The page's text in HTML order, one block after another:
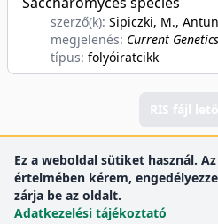
szerző(k): Sipiczki, M.,
megjelenés: Current Genetics
típus: folyóiratcikk
RIS fájl
Ez a weboldal sütiket használ.
értelmében kérem,
zárja be az oldalt.
Adatkezelési tájékoztató